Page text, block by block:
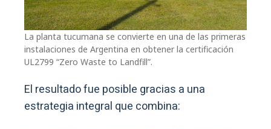
La planta tucumana se convierte en una de las primeras
instalaciones de Argentina en obtener la certificación
UL2799 “Zero Waste to Landfill”.
El resultado fue posible gracias a una
estrategia integral que combina: